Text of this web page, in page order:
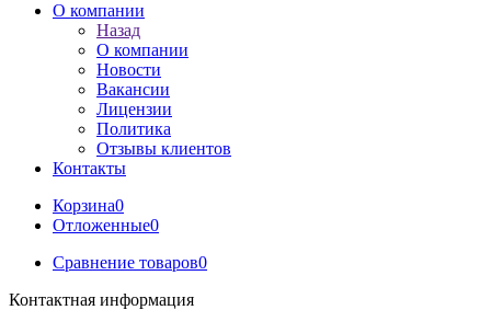
О компании
Назад
О компании
Новости
Вакансии
Лицензии
Политика
Отзывы клиентов
Контакты
Корзина0
Отложенные0
Сравнение товаров0
Контактная информация